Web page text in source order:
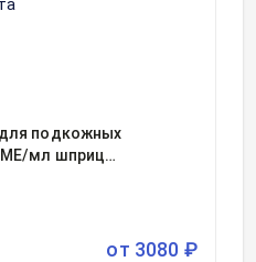
подкожных
МЕ/мл шприц
от 3080 ₽